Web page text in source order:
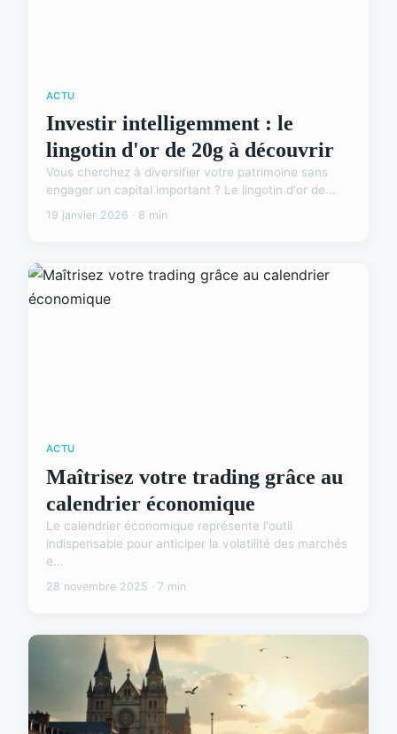
ACTU
Investir intelligemment : le
lingotin d'or de 20g à découvrir
Vous cherchez à diversifier votre patrimoine sans
engager un capital important ? Le lingotin d'or de...
19 janvier 2026 · 8 min
ACTU
Maîtrisez votre trading grâce au
calendrier économique
Le calendrier économique représente l'outil
indispensable pour anticiper la volatilité des marchés
e...
28 novembre 2025 · 7 min